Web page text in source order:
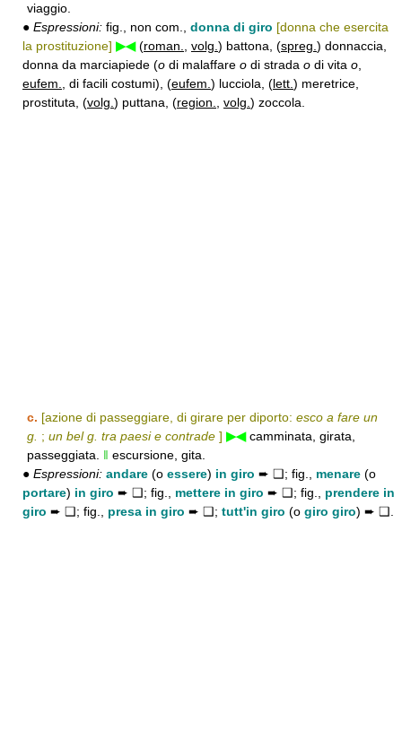
viaggio.
● Espressioni: fig., non com., donna di giro [donna che esercita
la prostituzione] ▶◀(roman. volg. ) battona, (spreg. ) donnaccia,
donna da marciapiede (o di malaffare o di strada o di vita o
eufem.
, di facili costumi), (eufem. ) lucciola, (lett. ) meretrice,
prostituta, (volg. ) puttana, (region. volg. ) zoccola.
c. [azione di passeggiare, di girare per diporto: esco a fare un
g. ; un bel g. tra paesi e contrade ] ▶◀camminata, girata,
passeggiata. ‖ escursione, gita.
● Espressioni: andare (o essere) in giro ➨ ❑; fig., menare (o
portare) in giro ➨ ❑; fig., mettere in giro ➨ ❑; fig., prendere in
giro ➨ ❑; fig., presa in giro ➨ ❑; tutt'in giro (o giro giro) ➨ ❑.